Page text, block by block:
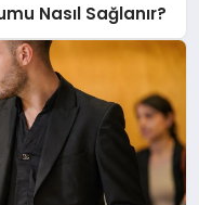
Nasıl Sağlanır?